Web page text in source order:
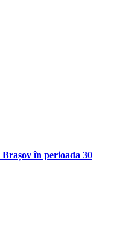
în perioada 30